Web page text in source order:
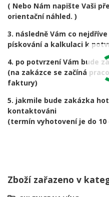
( Nebo Nám napište Vaši
orientační náhled. )
3. následně Vám co
pískování a kalkulaci k
4. po potvrzení Vám bude
(na zakázce se začíná
faktury)
5. jakmile bude zakázka
kontaktováni
(termín vyhotovení je do 10
Zboží zařazeno v